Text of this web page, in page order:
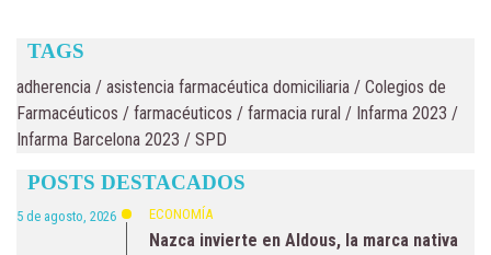
TAGS
adherencia / asistencia farmacéutica domiciliaria / Colegios de
Farmacéuticos / farmacéuticos / farmacia rural / Infarma 2023 /
Infarma Barcelona 2023 / SPD
POSTS DESTACADOS
5 de agosto, 2026 ECONOMÍA
Nazca invierte en Aldous, la marca nativa